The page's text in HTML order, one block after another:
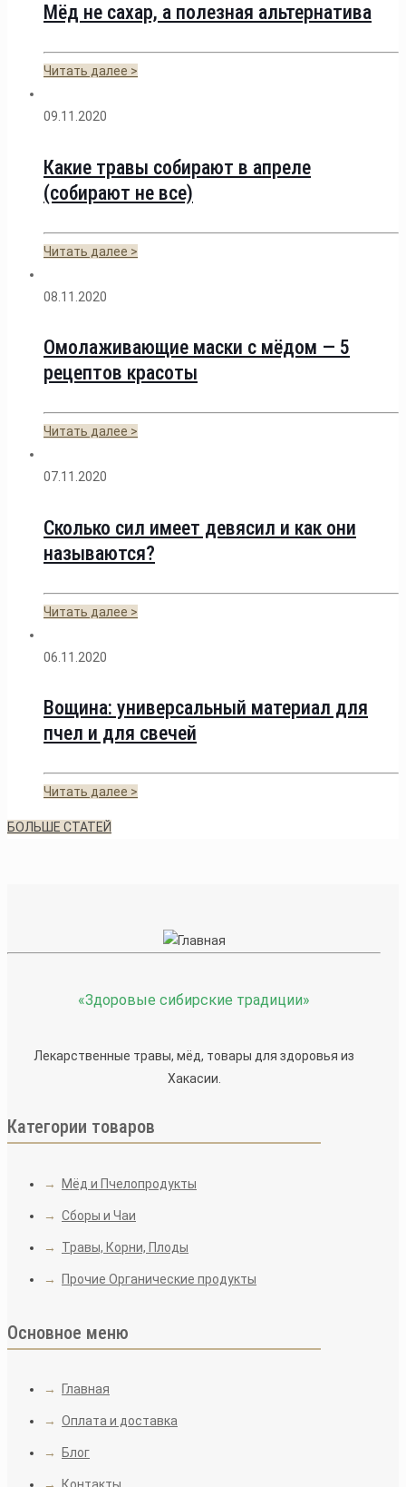
Мёд не сахар, а полезная альтернатива
Читать далее >
09.11.2020
Какие травы собирают в апреле
(собирают не все)
Читать далее >
08.11.2020
Омолаживающие маски с мёдом — 5
рецептов красоты
Читать далее >
07.11.2020
Сколько сил имеет девясил и как они
называются?
Читать далее >
06.11.2020
Вощина: универсальный материал для
пчел и для свечей
Читать далее >
БОЛЬШЕ СТАТЕЙ
«Здоровые сибирские традиции»
Лекарственные травы, мёд, товары для здоровья из
Хакасии.
Категории товаров
→ Мёд и Пчелопродукты
→ Сборы и Чаи
→ Травы, Корни, Плоды
→ Прочие Органические продукты
Основное меню
→ Главная
→ Оплата и доставка
→ Блог